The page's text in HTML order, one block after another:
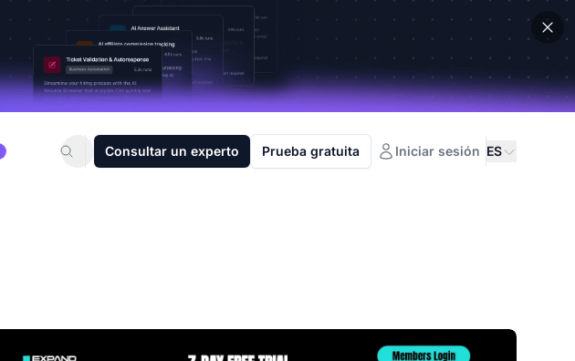
Consultar un experto Prueba gratuita Iniciar sesión ES